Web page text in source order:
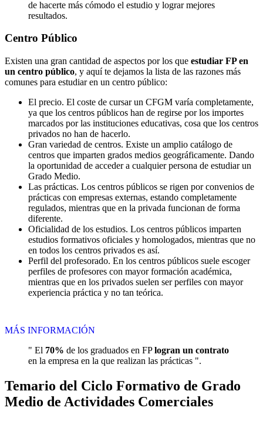
de hacerte más cómodo el estudio y lograr mejores
resultados.
Centro Público
Existen una gran cantidad de aspectos por los que estudiar FP en
un centro público, y aquí te dejamos la lista de las razones más
comunes para estudiar en un centro público:
El precio. El coste de cursar un CFGM varía completamente,
ya que los centros públicos han de regirse por los importes
marcados por las instituciones educativas, cosa que los centros
privados no han de hacerlo.
Gran variedad de centros. Existe un amplio catálogo de
centros que imparten grados medios geográficamente. Dando
la oportunidad de acceder a cualquier persona de estudiar un
Grado Medio.
Las prácticas. Los centros públicos se rigen por convenios de
prácticas con empresas externas, estando completamente
regulados, mientras que en la privada funcionan de forma
diferente.
Oficialidad de los estudios. Los centros públicos imparten
estudios formativos oficiales y homologados, mientras que no
en todos los centros privados es así.
Perfil del profesorado. En los centros públicos suele escoger
perfiles de profesores con mayor formación académica,
mientras que en los privados suelen ser perfiles con mayor
experiencia práctica y no tan teórica.
MÁS INFORMACIÓN
" El 70% de los graduados en FPlogran un contrato
en la empresa en la que realizan las prácticas ".
Temario del Ciclo Formativo de Grado
Medio de Actividades Comerciales